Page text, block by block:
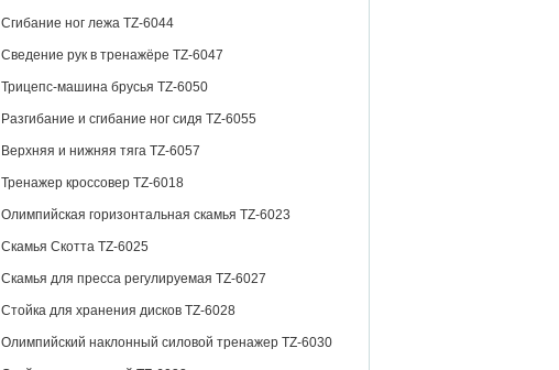
Сгибание ног лежа TZ-6044
Сведение рук в тренажёре TZ-6047
Трицепс-машина брусья TZ-6050
Разгибание и сгибание ног сидя TZ-6055
Верхняя и нижняя тяга TZ-6057
Тренажер кроссовер TZ-6018
Олимпийская горизонтальная скамья TZ-6023
Скамья Скотта TZ-6025
Скамья для пресса регулируемая TZ-6027
Стойка для хранения дисков TZ-6028
Олимпийский наклонный силовой тренажер TZ-6030